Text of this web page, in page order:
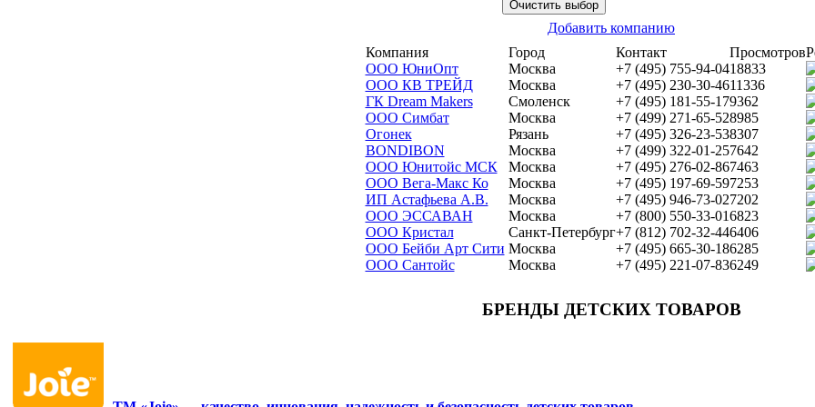
Добавить компанию
Компания
Город Контакт Просмотров
ООО ЮниОпт
Москва +7 (495) 755-94-0418833
ООО КВ ТРЕЙД
Москва +7 (495) 230-30-4611336
ГК Dream Makers
Смоленск +7 (495) 181-55-179362
ООО Симбат
Москва +7 (499) 271-65-528985
Огонек
Рязань +7 (495) 326-23-538307
BONDIBON
Москва +7 (499) 322-01-257642
ООО Юнитойс МСК
Москва +7 (495) 276-02-867463
ООО Вега-Макс Ко
Москва +7 (495) 197-69-597253
ИП Астафьева А.В.
Москва +7 (495) 946-73-027202
ООО ЭССАВАН
Москва +7 (800) 550-33-016823
ООО Кристал
Санкт-Петербург+7 (812) 702-32-446406
ООО Бейби Арт Сити Москва +7 (495) 665-30-186285
ООО Сантойс
Москва +7 (495) 221-07-836249
БРЕНДЫ ДЕТСКИХ ТОВАРОВ